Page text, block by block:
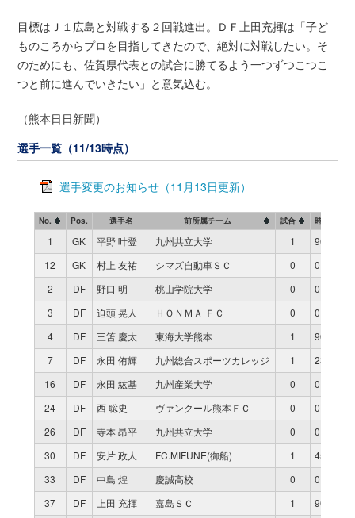
目標はＪ１広島と対戦する２回戦進出。ＤＦ上田充揮は「子ど
ものころからプロを目指してきたので、絶対に対戦したい。そ
のためにも、佐賀県代表との試合に勝てるよう一つずつこつこ
つと前に進んでいきたい」と意気込む。
（熊本日日新聞）
選手一覧（11/13時点）
選手変更のお知らせ（11月13日更新）
No. Pos. 選手名 前所属チーム 試合 時間
1 GK 平野 叶登 九州共立大学 1
90
12
GK 村上 友祐 シマズ自動車ＳＣ 0
0
2
DF 野口 明 桃山学院大学 0
0
3
DF 迫頭 晃人 ＨＯＮＭＡ ＦＣ 0
0
4
DF 三笘 慶太 東海大学熊本 1
90
7
DF 永田 侑輝 九州総合スポーツカレッジ 1
23
16
DF 永田 紘基 九州産業大学 0
0
24
DF 西 聡史 ヴァンクール熊本ＦＣ 0
0
26
DF 寺本 昂平 九州共立大学 0
0
30
DF 安片 政人 FC.MIFUNE(御船) 1
45
33
DF 中島 煌 慶誠高校 0
0
37
DF 上田 充揮 嘉島ＳＣ 1 90